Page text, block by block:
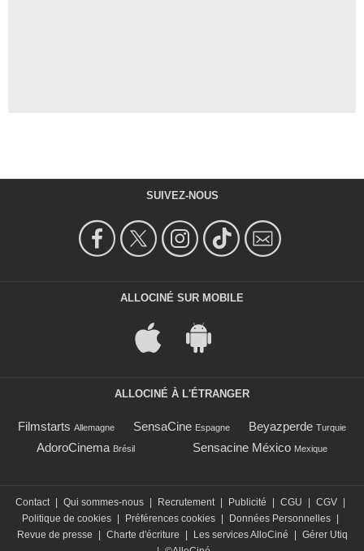
SUIVEZ-NOUS
ALLOCINÉ SUR MOBILE
ALLOCINÉ À L'ÉTRANGER
Filmstarts Allemagne SensaCine Espagne Beyazperde Turquie
AdoroCinema Brésil Sensacine México Mexique
Contact Qui sommes-nous Recrutement Publicité CGU CGV
Politique de cookies
Préférences cookies Données Personnelles
Revue de presse
Charte d'écriture Les services AlloCiné
Gérer Utiq